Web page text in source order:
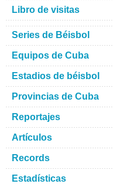
Libro de visitas
Series de Béisbol
Equipos de Cuba
Estadios de béisbol
Provincias de Cuba
Reportajes
Artículos
Records
Estadísticas